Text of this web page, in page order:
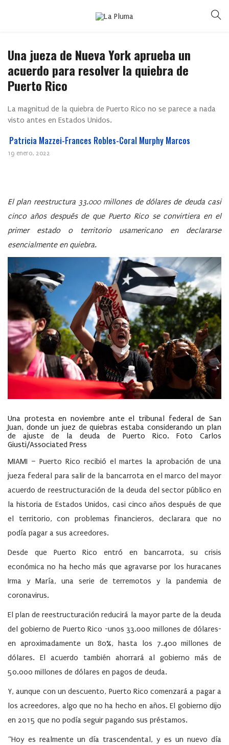
Una jueza de Nueva York aprueba un
acuerdo para resolver la quiebra de
Puerto Rico
La magnitud de la quiebra de Puerto Rico no se parece a nada
visto antes en Estados Unidos.
Patricia Mazzei-Frances Robles-Coral Murphy Marcos
19 enero, 2022
El plan reestructura 33.000 millones de dólares de deuda casi
cinco años después de que Puerto Rico se convirtiera en el
primer estado o territorio usamericano en declararse
esencialmente en quiebra.
Una protesta en noviembre ante el tribunal federal de San
Juan, donde un juez de quiebras estaba considerando un plan
de ajuste de la deuda de Puerto Rico. Foto Carlos
Giusti/Associated Press
MIAMI – Puerto Rico recibió el martes la aprobación de una
jueza federal para salir de la bancarrota en el marco del mayor
acuerdo de reestructuración de la deuda del sector público en
la historia de Estados Unidos, casi cinco años después de que
el territorio, con problemas financieros, declarara que no
podía pagar a sus acreedores.
Desde que Puerto Rico entró en bancarrota, su crisis
económica no ha hecho más que agravarse por los huracanes
Irma y María, una serie de terremotos y la pandemia de
coronavirus.
El plan de reestructuración reducirá la mayor parte de la deuda
del gobierno de Puerto Rico -unos 33.000 millones de dólares-
en aproximadamente un 80%, hasta los 7.400 millones de
dólares. El acuerdo también ahorrará al gobierno más de
50.000 millones de dólares en pagos de deuda.
Y, aunque con un descuento, Puerto Rico comenzará a pagar a
los acreedores, algo que no ha hecho en años. El gobierno dijo
en 2015 que no podía seguir pagando sus préstamos.
“Hoy es realmente un día trascendental, y es un nuevo día